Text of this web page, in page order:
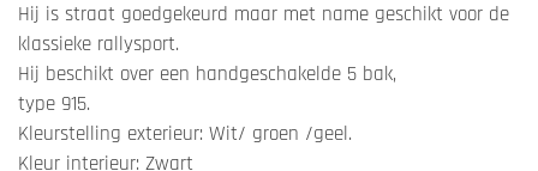
Hij is straat goedgekeurd maar met name geschikt voor de
klassieke rallysport.
Hij beschikt over een handgeschakelde 5 bak,
type 915.
Kleurstelling exterieur: Wit/ groen /geel.
Kleur interieur: Zwart